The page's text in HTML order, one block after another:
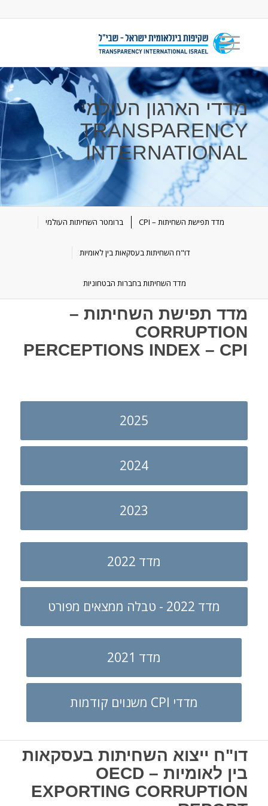
מדדי הארגון העולמי
TRANSPARENCY
INTERNATIONAL
מדד תפישת השחיתות – CPI ברומטר השחיתות העולמי
דו"ח השחיתות בעסקאות בין לאומיות
מדד השחיתות בחברות הבטחוניות
מדד תפישת השחיתות –
CORRUPTION
PERCEPTIONS INDEX – CPI
2025
2024
2023
מדד 2022
מדד 2022 - טבלה ממצאים מפורט
מדד 2021
מדדי CPI משנוים קודמות
דו"ח ייצוא השחיתות בעסקאות
בין לאומיות – OECD
EXPORTING CORRUPTION